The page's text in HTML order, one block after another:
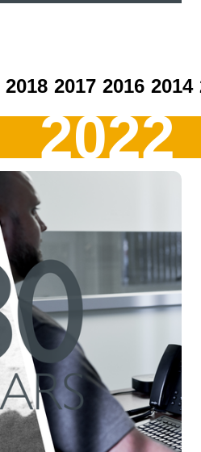
2022
2018 2017 2016 2014